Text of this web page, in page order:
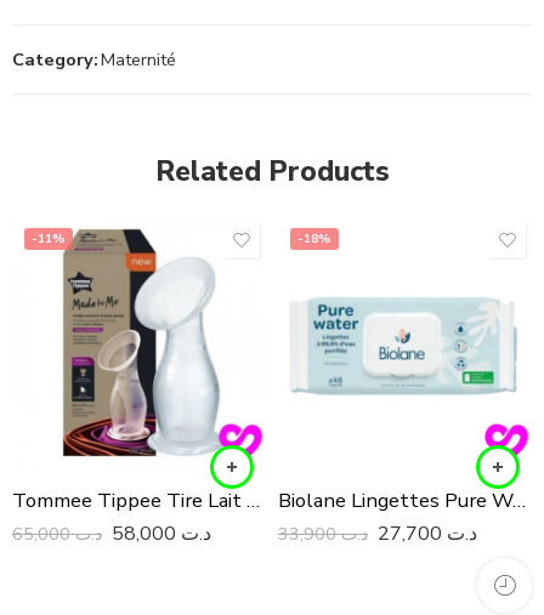
Category:Maternité
Related Products
-11%
Tommee Tippee Tire Lait En Silicone Colse To Nature Tire Lait En Silicone
د.ت65,000 د.ت
-18%
Biolane Lingettes Pure Water 48Pcs
د.ت33,900 د.ت